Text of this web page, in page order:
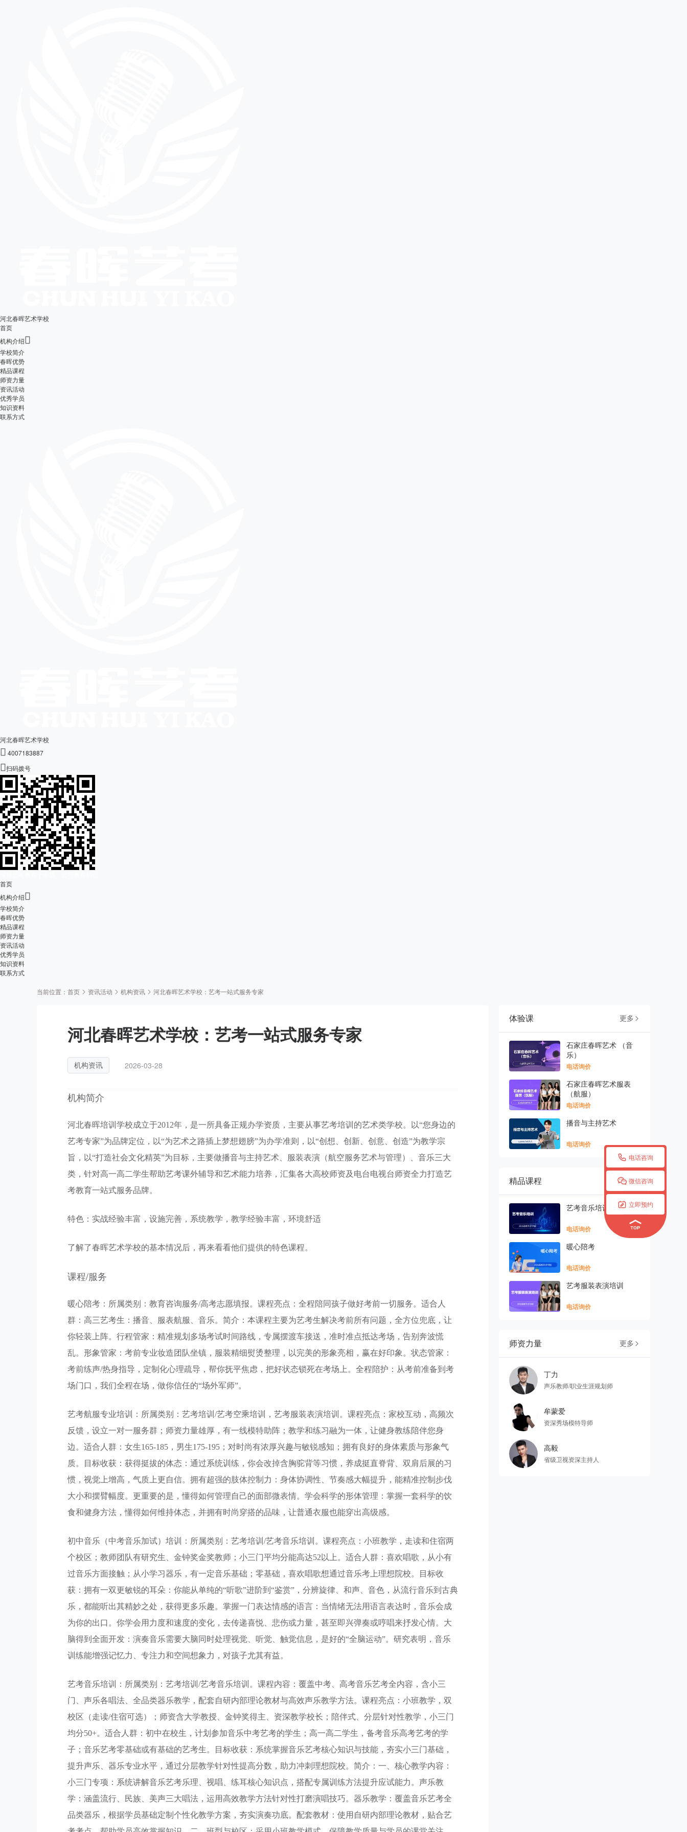
河北春晖艺术学校
首页
机构介绍
学校简介
春晖优势
精品课程
师资力量
资讯活动
优秀学员
知识资料
联系方式
河北春晖艺术学校
 4007183887
扫码拨号
首页
机构介绍
学校简介
春晖优势
精品课程
师资力量
资讯活动
优秀学员
知识资料
联系方式
 电话咨询
 微信咨询
 立即预约
当前位置： 首页 资讯活动 机构资讯 河北春晖艺术学校：艺考一站式服务专家
河北春晖艺术学校：艺考一站式服务专家
机构资讯 2026-03-28
机构简介
河北春晖培训学校成立于2012年，是一所具备正规办学资质，主要从事艺考培训的艺术类学校。以“您身边的
艺考专家”为品牌定位，以“为艺术之路插上梦想翅膀”为办学准则，以“创想、创新、创意、创造”为教学宗
旨，以“打造社会文化精英”为目标，主要做播音与主持艺术、服装表演（航空服务艺术与管理）、音乐三大
类，针对高一高二学生帮助艺考课外辅导和艺术能力培养，汇集各大高校师资及电台电视台师资全力打造艺
考教育一站式服务品牌。
特色：实战经验丰富，设施完善，系统教学，教学经验丰富，环境舒适
了解了春晖艺术学校的基本情况后，再来看看他们提供的特色课程。
课程/服务
暖心陪考：所属类别：教育咨询服务/高考志愿填报。课程亮点：全程陪同孩子做好考前一切服务。适合人
群：高三艺考生：播音、服表航服、音乐。简介：本课程主要为艺考生解决考前所有问题，全方位兜底，让
你轻装上阵。行程管家：精准规划多场考试时间路线，专属摆渡车接送，准时准点抵达考场，告别奔波慌
乱。形象管家：考前专业妆造团队坐镇，服装精细熨烫整理，以完美的形象亮相，赢在好印象。状态管家：
考前练声/热身指导，定制化心理疏导，帮你抚平焦虑，把好状态锁死在考场上。全程陪护：从考前准备到考
场门口，我们全程在场，做你信任的“场外军师”。
艺考航服专业培训：所属类别：艺考培训/艺考空乘培训，艺考服装表演培训。课程亮点：家校互动，高频次
反馈，设立一对一服务群；师资力量雄厚，有一线模特助阵；教学和练习融为一体，让健身教练陪伴您身
边。适合人群：女生165-185，男生175-195；对时尚有浓厚兴趣与敏锐感知；拥有良好的身体素质与形象气
质。目标收获：获得挺拔的体态：通过系统训练，你会改掉含胸驼背等习惯，养成挺直脊背、双肩后展的习
惯，视觉上增高，气质上更自信。拥有超强的肢体控制力：身体协调性、节奏感大幅提升，能精准控制步伐
大小和摆臂幅度。更重要的是，懂得如何管理自己的面部微表情。学会科学的形体管理：掌握一套科学的饮
食和健身方法，懂得如何维持体态，并拥有时尚穿搭的品味，让普通衣服也能穿出高级感。
初中音乐（中考音乐加试）培训：所属类别：艺考培训/艺考音乐培训。课程亮点：小班教学，走读和住宿两
个校区；教师团队有研究生、金钟奖金奖教师；小三门平均分能高达52以上。适合人群：喜欢唱歌，从小有
过音乐方面接触；从小学习器乐，有一定音乐基础；零基础，喜欢唱歌想通过音乐考上理想院校。目标收
获：拥有一双更敏锐的耳朵：你能从单纯的“听歌”进阶到“鉴赏”，分辨旋律、和声、音色，从流行音乐到古典
乐，都能听出其精妙之处，获得更多乐趣。掌握一门表达情感的语言：当情绪无法用语言表达时，音乐会成
为你的出口。你学会用力度和速度的变化，去传递喜悦、悲伤或力量，甚至即兴弹奏或哼唱来抒发心情。大
脑得到全面开发：演奏音乐需要大脑同时处理视觉、听觉、触觉信息，是好的“全脑运动”。研究表明，音乐
训练能增强记忆力、专注力和空间想象力，对孩子尤其有益。
艺考音乐培训：所属类别：艺考培训/艺考音乐培训。课程内容：覆盖中考、高考音乐艺考全内容，含小三
门、声乐各唱法、全品类器乐教学，配套自研内部理论教材与高效声乐教学方法。课程亮点：小班教学，双
校区（走读/住宿可选）；师资含大学教授、金钟奖得主、资深教学校长；陪伴式、分层针对性教学，小三门
均分50+。适合人群：初中在校生，计划参加音乐中考艺考的学生；高一高二学生，备考音乐高考艺考的学
子；音乐艺考零基础或有基础的艺考生。目标收获：系统掌握音乐艺考核心知识与技能，夯实小三门基础，
提升声乐、器乐专业水平，通过分层教学针对性提高分数，助力冲刺理想院校。简介：一、核心教学内容：
小三门专项：系统讲解音乐艺考乐理、视唱、练耳核心知识点，搭配专属训练方法提升应试能力。声乐教
学：涵盖流行、民族、美声三大唱法，运用高效教学方法针对性打磨演唱技巧。器乐教学：覆盖音乐艺考全
品类器乐，根据学员基础定制个性化教学方案，夯实演奏功底。配套教材：使用自研内部理论教材，贴合艺
体验课 更多 
石家庄春晖艺术 （音
乐）
电话询价
石家庄春晖艺术服表
（航服）
电话询价
播音与主持艺术
电话询价
精品课程 更多
艺考音乐培训
电话询价
暖心陪考
电话询价
艺考服装表演培训
电话询价
师资力量 更多 
丁力
声乐教师/职业生涯规划师
牟蒙爱
资深秀场模特导师
高毅
省级卫视资深主持人